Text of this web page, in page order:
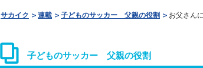
サカイク 連載 子どものサッカー 父親の役割 お父さん
子どものサッカー 父親の役割